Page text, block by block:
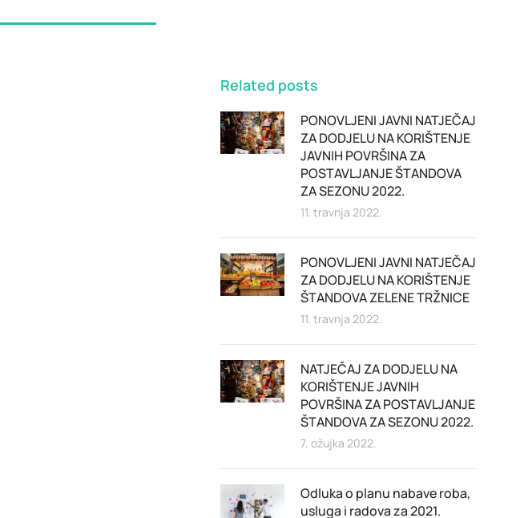
Related posts
PONOVLJENI JAVNI NATJEČAJ
ZA DODJELU NA KORIŠTENJE
JAVNIH POVRŠINA ZA
POSTAVLJANJE ŠTANDOVA
ZA SEZONU 2022.
11. travnja 2022.
PONOVLJENI JAVNI NATJEČAJ
ZA DODJELU NA KORIŠTENJE
ŠTANDOVA ZELENE TRŽNICE
11. travnja 2022.
NATJEČAJ ZA DODJELU NA
KORIŠTENJE JAVNIH
POVRŠINA ZA POSTAVLJANJE
ŠTANDOVA ZA SEZONU 2022.
7. ožujka 2022.
Odluka o planu nabave roba,
usluga i radova za 2021.